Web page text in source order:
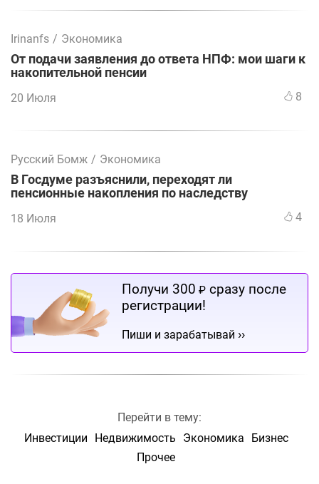
Irinanfs / Экономика
От подачи заявления до ответа НПФ: мои шаги к
накопительной пенсии
20 Июля 8
Русский Бомж / Экономика
В Госдуме разъяснили, переходят ли
пенсионные накопления по наследству
18 Июля 4
Получи 300 ₽ сразу после
регистрации!
Пиши и зарабатывай ››
Перейти в тему:
Инвестиции
Недвижимость Экономика
Бизнес
Прочее